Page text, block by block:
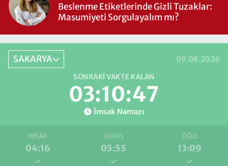
Beslenme Etiketlerinde Gizli Tuzaklar:
Masumiyeti Sorgulayalım mı?
SAKARYA 09.08.2026
SONRAKI VAKTE KALAN
03:10:46
İmsak Namazı
İMSAK
04:16
GÜNEŞ
05:55
ÖĞLE
13:09